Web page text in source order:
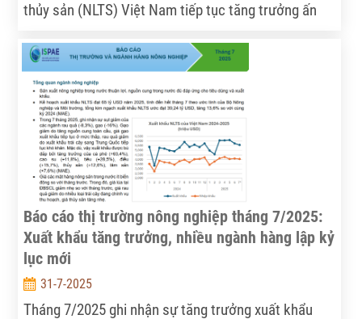
thủy sản (NLTS) Việt Nam tiếp tục tăng trưởng ấn
tháng, bằng 60,37% mục tiêu cả năm. Cà phê, thủy
sản, cao su và điều là các ngành hàng dẫn dắt tăng
trưởng, song vẫn còn nhiều thách thức về giá gạo,
logistics và rào cản kỹ thuật từ các thị trường quốc
Báo cáo thị trường nông nghiệp tháng 7/2025:
Xuất khẩu tăng trưởng, nhiều ngành hàng lập kỷ
lục mới
31-7-2025
Tháng 7/2025 ghi nhận sự tăng trưởng xuất khẩu